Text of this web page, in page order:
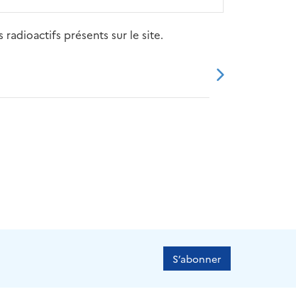
radioactifs présents sur le site.
S’abonner